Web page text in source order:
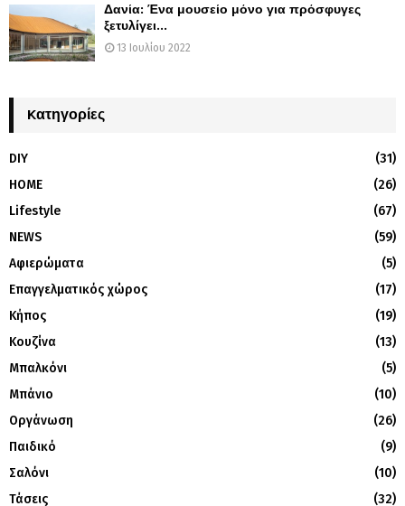
Δανία: Ένα μουσείο μόνο για πρόσφυγες
ξετυλίγει...
13 Ιουλίου 2022
Kατηγορίες
DIY
(31)
HOME
(26)
Lifestyle
(67)
NEWS
(59)
Αφιερώματα
(5)
Επαγγελματικός χώρος
(17)
Κήπος
(19)
Κουζίνα
(13)
Μπαλκόνι
(5)
Μπάνιο
(10)
Οργάνωση
(26)
Παιδικό
(9)
Σαλόνι
(10)
Τάσεις
(32)